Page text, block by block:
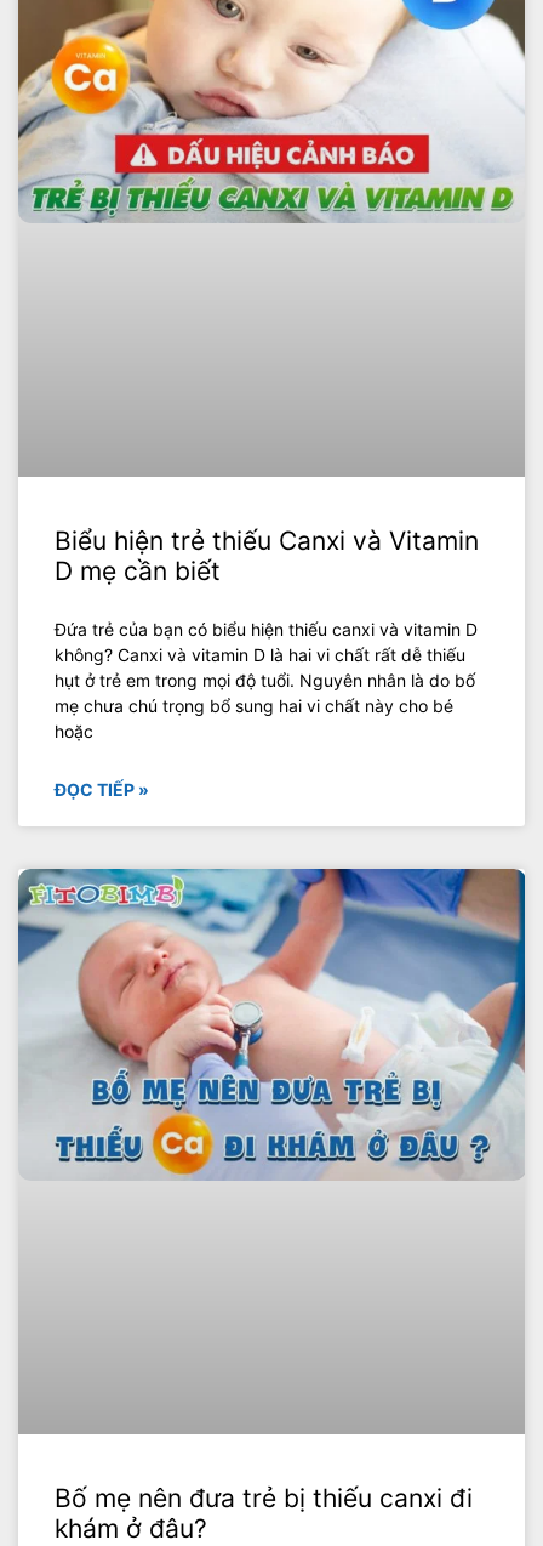
Biểu hiện trẻ thiếu Canxi và Vitamin
D mẹ cần biết
Đứa trẻ của bạn có biểu hiện thiếu canxi và vitamin D
không? Canxi và vitamin D là hai vi chất rất dễ thiếu
hụt ở trẻ em trong mọi độ tuổi. Nguyên nhân là do bố
mẹ chưa chú trọng bổ sung hai vi chất này cho bé
hoặc
ĐỌC TIẾP »
Bố mẹ nên đưa trẻ bị thiếu canxi đi
khám ở đâu?